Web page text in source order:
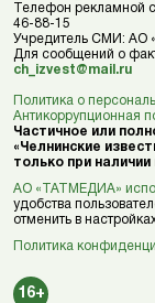
Телефон рекламной
46-88-15
Учредитель СМИ: АО
Для сообщений о
ch_izvest@mail.ru
Политика о
Антикоррупционная
Частичное или
«Челнинские
только при наличии
АО «ТАТМЕДИА»
удобства
отменить в
Политика
16+